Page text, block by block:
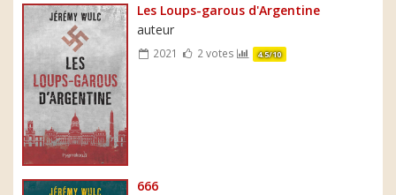
Les Loups-garous d'Argentine
auteur
2021 2 votes 4.5/10
666